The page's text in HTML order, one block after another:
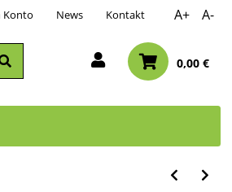
Konto News Kontakt A+ A-
0,00 €